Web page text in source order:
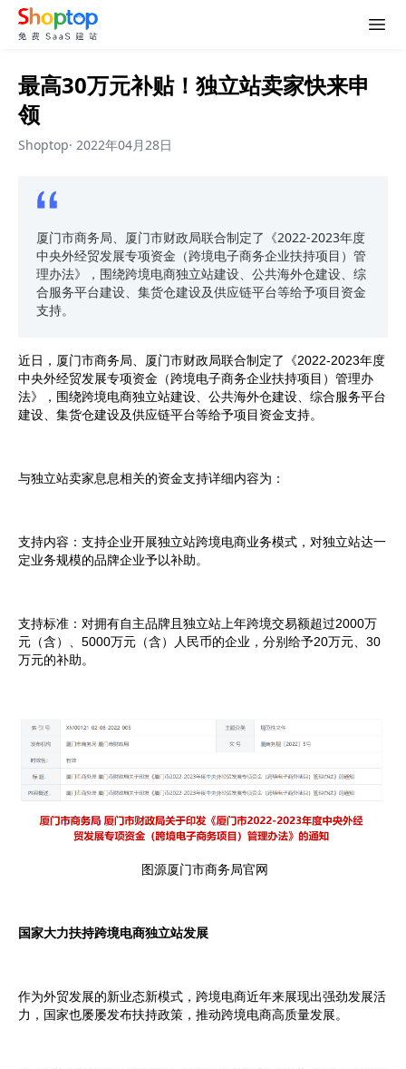
最高30万元补贴！独立站卖家快来申
领
Shoptop· 2022年04月28日
厦门市商务局、厦门市财政局联合制定了《2022-2023年度
中央外经贸发展专项资金（跨境电子商务企业扶持项目）管
理办法》，围绕跨境电商独立站建设、公共海外仓建设、综
合服务平台建设、集货仓建设及供应链平台等给予项目资金
支持。
近日，厦门市商务局、厦门市财政局联合制定了《2022-2023年度
中央外经贸发展专项资金（跨境电子商务企业扶持项目）管理办
法》，围绕跨境电商独立站建设、公共海外仓建设、综合服务平台
建设、集货仓建设及供应链平台等给予项目资金支持。
与独立站卖家息息相关的资金支持详细内容为：
支持内容：支持企业开展独立站跨境电商业务模式，对独立站达一
定业务规模的品牌企业予以补助。
支持标准：对拥有自主品牌且独立站上年跨境交易额超过2000万
元（含）、5000万元（含）人民币的企业，分别给予20万元、30
万元的补助。
图源厦门市商务局官网
国家大力扶持跨境电商独立站发展
作为外贸发展的新业态新模式，跨境电商近年来展现出强劲发展活
力，国家也屡屡发布扶持政策，推动跨境电商高质量发展。